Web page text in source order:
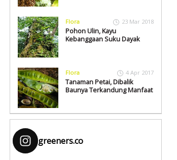
Flora 23 Mar 2018
Pohon Ulin, Kayu
Kebanggaan Suku Dayak
Flora 4 Apr 2017
Tanaman Petai, Dibalik
Baunya Terkandung Manfaat
greeners.co